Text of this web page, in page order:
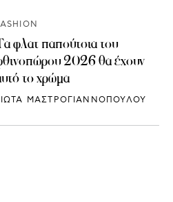
φλατ παπούτσια του
2026 θα έχουν
το χρώμα
ΜΑΣΤΡΟΓΙΑΝΝΟΠΟΥΛΟΥ